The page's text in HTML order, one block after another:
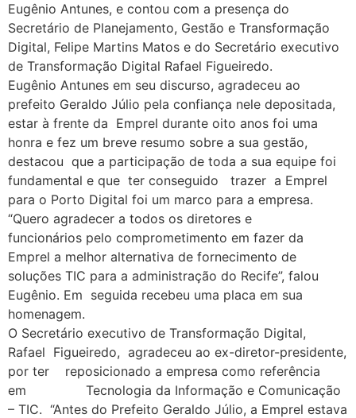
Eugênio Antunes, e contou com a presença do
Secretário de Planejamento, Gestão e Transformação
Digital, Felipe Martins Matos e do Secretário executivo
de Transformação Digital Rafael Figueiredo.
Eugênio Antunes em seu discurso, agradeceu ao
prefeito Geraldo Júlio pela confiança nele depositada,
estar à frente da Emprel durante oito anos foi uma
honra e fez um breve resumo sobre a sua gestão,
destacou que a participação de toda a sua equipe foi
fundamental e que ter conseguido trazer a Emprel
para o Porto Digital foi um marco para a empresa.
“Quero agradecer a todos os diretores e
funcionários pelo comprometimento em fazer da
Emprel a melhor alternativa de fornecimento de
soluções TIC para a administração do Recife”, falou
Eugênio. Em seguida recebeu uma placa em sua
homenagem.
O Secretário executivo de Transformação Digital,
Rafael Figueiredo, agradeceu ao ex-diretor-presidente,
por ter reposicionado a empresa como referência
em Tecnologia da Informação e Comunicação
– TIC. “Antes do Prefeito Geraldo Júlio, a Emprel estava